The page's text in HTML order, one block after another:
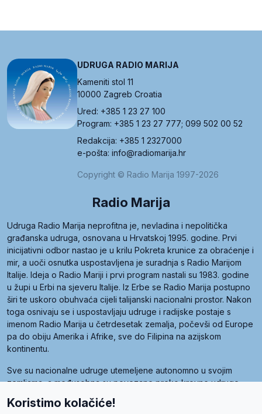
UDRUGA RADIO MARIJA
Kameniti stol 11
10000 Zagreb Croatia
Ured: +385 1 23 27 100
Program: +385 1 23 27 777; 099 502 00 52
Redakcija: +385 1 2327000
e-pošta: info@radiomarija.hr
Copyright © Radio Marija 1997-2026
Radio Marija
Udruga Radio Marija neprofitna je, nevladina i nepolitička
građanska udruga, osnovana u Hrvatskoj 1995. godine. Prvi
inicijativni odbor nastao je u krilu Pokreta krunice za obraćenje i
mir, a uoči osnutka uspostavljena je suradnja s Radio Marijom
Italije. Ideja o Radio Mariji i prvi program nastali su 1983. godine
u župi u Erbi na sjeveru Italije. Iz Erbe se Radio Marija postupno
širi te uskoro obuhvaća cijeli talijanski nacionalni prostor. Nakon
toga osnivaju se i uspostavljaju udruge i radijske postaje s
imenom Radio Marija u četrdesetak zemalja, počevši od Europe
pa do obiju Amerika i Afrike, sve do Filipina na azijskom
kontinentu.
Sve su nacionalne udruge utemeljene autonomno u svojim
zemljama, a međusobna su povezane preko krovne udruge
Radio Maria). Svjetsku obitelj utemeljilo je sedam članica, među
Koristimo kolačiće!